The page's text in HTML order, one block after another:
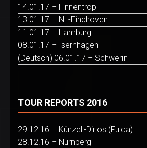
14.01.17 – Finnentrop
13.01.17 – NL-Eindhoven
11.01.17 – Hamburg
08.01.17 – Isernhagen
(Deutsch) 06.01.17 – Schwerin
TOUR REPORTS 2016
29.12.16 – Künzell-Dirlos (Fulda)
28.12.16 – Nürnberg